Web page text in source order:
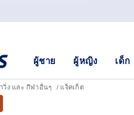
ผู้ชาย ผู้หญิง เด็ก
วิ่ง และ กีฬาอื่นๆ แจ็คเก็ต